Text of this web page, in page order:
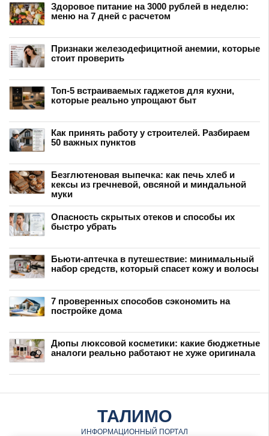
Здоровое питание на 3000 рублей в неделю:
меню на 7 дней с расчетом
Признаки железодефицитной анемии, которые
стоит проверить
Топ-5 встраиваемых гаджетов для кухни,
которые реально упрощают быт
Как принять работу у строителей. Разбираем
50 важных пунктов
Безглютеновая выпечка: как печь хлеб и
кексы из гречневой, овсяной и миндальной
муки
Опасность скрытых отеков и способы их
быстро убрать
Бьюти-аптечка в путешествие: минимальный
набор средств, который спасет кожу и волосы
7 проверенных способов сэкономить на
постройке дома
Дюпы люксовой косметики: какие бюджетные
аналоги реально работают не хуже оригинала
ТАЛИМО
ИНФОРМАЦИОННЫЙ ПОРТАЛ